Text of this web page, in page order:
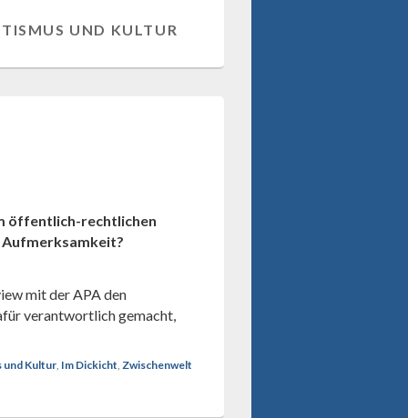
UND KULTUR
öffentlich-rechtlichen
mit der APA den
verantwortlich gemacht,
und Kultur Im Dickicht Zwischenwelt